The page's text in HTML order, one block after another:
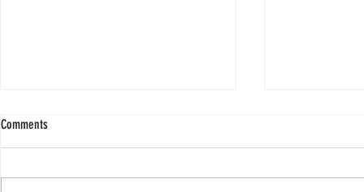
Comments